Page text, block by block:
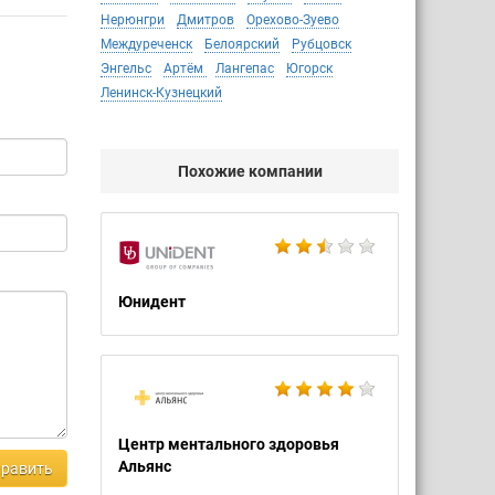
Нерюнгри
Дмитров
Орехово-Зуево
Междуреченск
Белоярский
Рубцовск
Энгельс
Артём Лангепас
Югорск
Ленинск-Кузнецкий
Похожие компании
Юнидент
Центр ментального здоровья
Альянс